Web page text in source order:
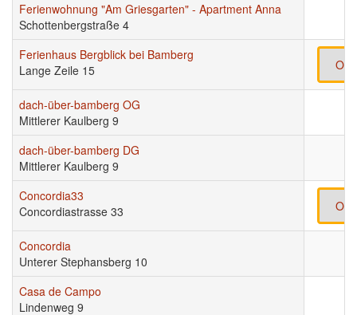
Ferienwohnung "Am Griesgarten" - Apartment Anna
Schottenbergstraße 4
Ferienhaus Bergblick bei Bamberg
Lange Zeile 15
dach-über-bamberg OG
Mittlerer Kaulberg 9
dach-über-bamberg DG
Mittlerer Kaulberg 9
Concordia33
Concordiastrasse 33
Concordia
Unterer Stephansberg 10
Casa de Campo
Lindenweg 9